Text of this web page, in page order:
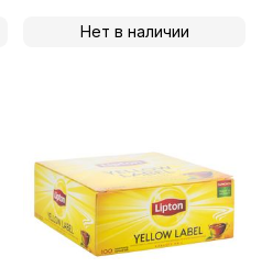
Нет в наличии